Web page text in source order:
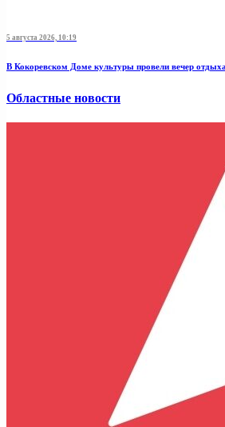
5 августа 2026, 10:19
В Кокоревском Доме культуры провели вечер
Областные новости